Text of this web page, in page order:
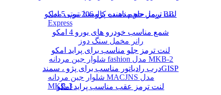
ریمل حجم دهنده کالیستا بیوتی مدل BB
Express
رانر مخمل سنگ دوز
شلوار جین مردانه fashion مدل MKB-2
شلوار جین مردانه MACJNS مدل
MKB-3
لنت ترمز جلو مناسب پژو 206 تیپ 5 امکو
شمع مناسب خودرو های یورو 4 امکو
لنت ترمز جلو مناسب برای پراید امکو
درب رادیاتور مناسب برای پژو ، سمندGISP
لنت ترمز عقب مناسب پراید امکو